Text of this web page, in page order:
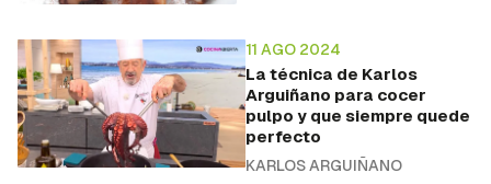
11 AGO 2024
La técnica de Karlos
Arguiñano para cocer
pulpo y que siempre quede
perfecto
KARLOS ARGUIÑANO